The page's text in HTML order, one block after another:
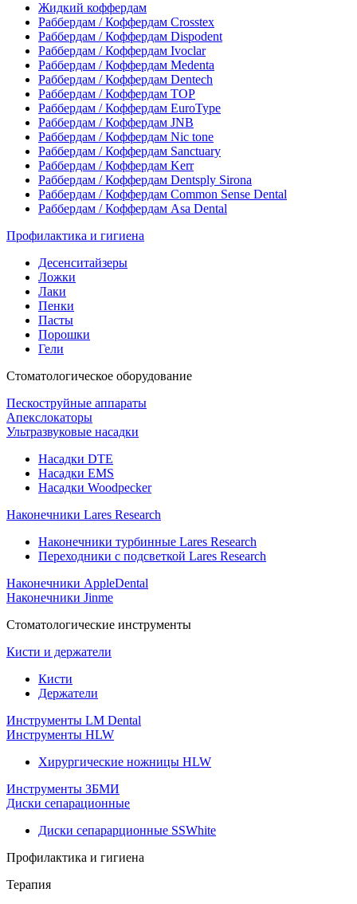
Жидкий коффердам
Раббердам / Коффердам Crosstex
Раббердам / Коффердам Dispodent
Раббердам / Коффердам Ivoclar
Раббердам / Коффердам Medenta
Раббердам / Коффердам Dentech
Раббердам / Коффердам ТОР
Раббердам / Коффердам EuroType
Раббердам / Коффердам JNB
Раббердам / Коффердам Nic tone
Раббердам / Коффердам Sanctuary
Раббердам / Коффердам Kerr
Раббердам / Коффердам Dentsply Sirona
Раббердам / Коффердам Common Sense Dental
Раббердам / Коффердам Asa Dental
Профилактика и гигиена
Десенситайзеры
Ложки
Лаки
Пенки
Пасты
Порошки
Гели
Стоматологическое оборудование
Пескоструйные аппараты
Апекслокаторы
Ультразвуковые насадки
Насадки DTE
Насадки EMS
Насадки Woodpecker
Наконечники Lares Research
Наконечники турбинные Lares Research
Переходники с подсветкой Lares Research
Наконечники AppleDental
Наконечники Jinme
Стоматологические инструменты
Кисти и держатели
Кисти
Держатели
Инструменты LM Dental
Инструменты HLW
Хирургические ножницы HLW
Инструменты ЗБМИ
Диски сепарационные
Диски сепарарционные SSWhite
Профилактика и гигиена
Терапия